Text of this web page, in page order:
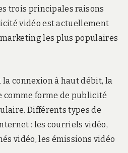
trois principales raisons
vidéo est actuellement
marketing les plus populaires
la connexion à haut débit, la
comme forme de publicité
Différents types de
: les courriels vidéo,
vidéo, les émissions vidéo